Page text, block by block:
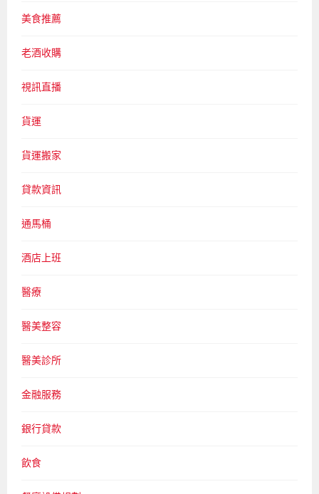
美食推薦
老酒收購
視訊直播
貨運
貨運搬家
貸款資訊
通馬桶
酒店上班
醫療
醫美整容
醫美診所
金融服務
銀行貸款
飲食